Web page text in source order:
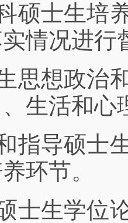
硕士生培
情况进行
思想政治
生活和心
指导硕士
环节。
士生学位